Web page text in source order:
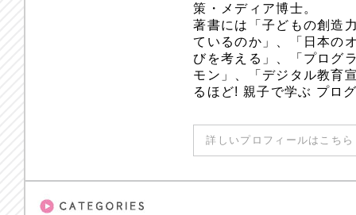
策・メディア博士。
著書には「子どもの創造
ているのか」、「日本の
びを考える」、「プログ
モン」、「デジタル教育
るほど! 親子で学ぶ プロ
詳しいプロフィールはこち